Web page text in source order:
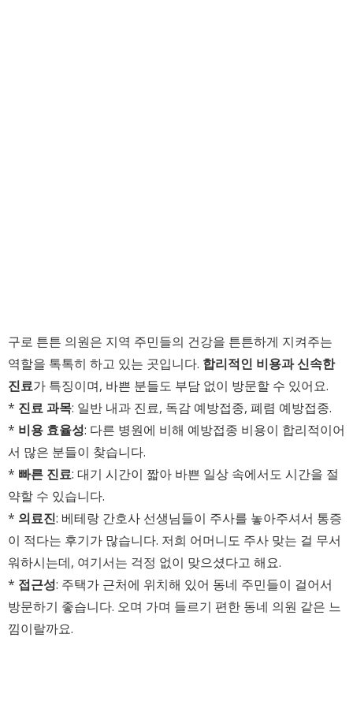
구로 튼튼 의원은 지역 주민들의 건강을 튼튼하게 지켜주는
역할을 톡톡히 하고 있는 곳입니다. 합리적인 비용과 신속한
진료가 특징이며, 바쁜 분들도 부담 없이 방문할 수 있어요.
* 진료 과목: 일반 내과 진료, 독감 예방접종, 폐렴 예방접종.
* 비용 효율성: 다른 병원에 비해 예방접종 비용이 합리적이어
서 많은 분들이 찾습니다.
* 빠른 진료: 대기 시간이 짧아 바쁜 일상 속에서도 시간을 절
약할 수 있습니다.
* 의료진: 베테랑 간호사 선생님들이 주사를 놓아주셔서 통증
이 적다는 후기가 많습니다. 저희 어머니도 주사 맞는 걸 무서
워하시는데, 여기서는 걱정 없이 맞으셨다고 해요.
* 접근성: 주택가 근처에 위치해 있어 동네 주민들이 걸어서
방문하기 좋습니다. 오며 가며 들르기 편한 동네 의원 같은 느
낌이랄까요.